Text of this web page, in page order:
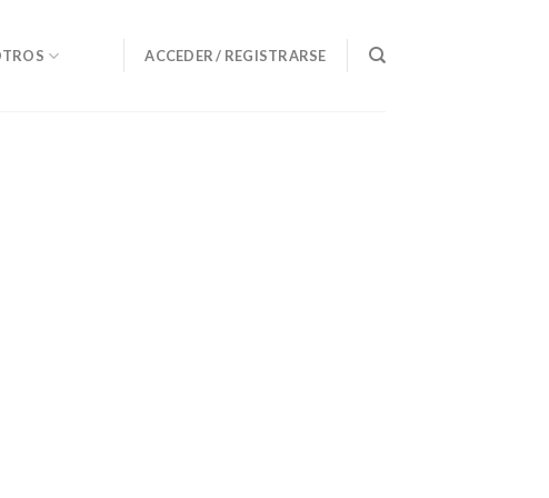
ACCEDER / REGISTRARSE